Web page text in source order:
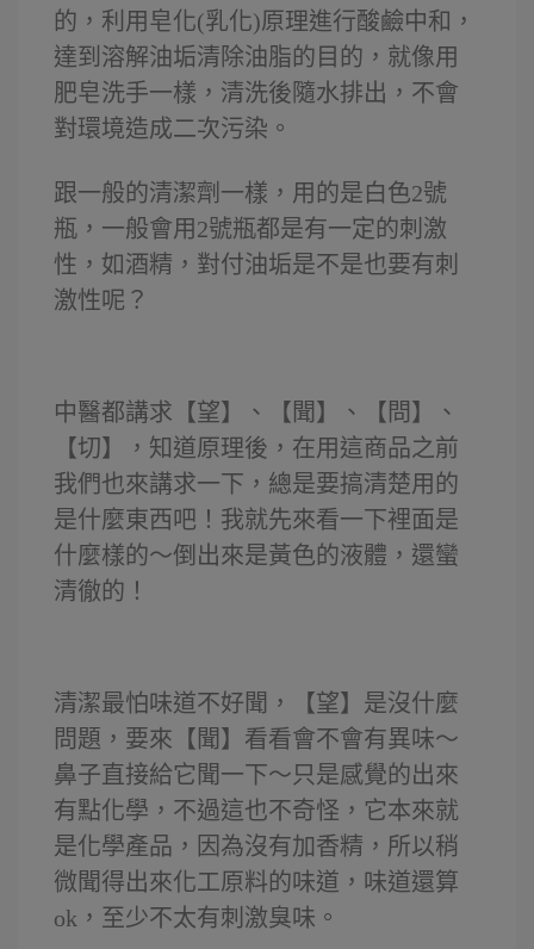
的，利用皂化(乳化)原理進行酸鹼中和，
達到溶解油垢清除油脂的目的，就像用
肥皂洗手一樣，清洗後隨水排出，不會
對環境造成二次污染。
跟一般的清潔劑一樣，用的是白色2號
瓶，一般會用2號瓶都是有一定的刺激
性，如酒精，對付油垢是不是也要有刺
激性呢？
中醫都講求【望】、【聞】、【問】、
【切】，知道原理後，在用這商品之前
我們也來講求一下，總是要搞清楚用的
是什麼東西吧！我就先來看一下裡面是
什麼樣的～倒出來是黃色的液體，還蠻
清徹的！
清潔最怕味道不好聞，【望】是沒什麼
問題，要來【聞】看看會不會有異味～
鼻子直接給它聞一下～只是感覺的出來
有點化學，不過這也不奇怪，它本來就
是化學產品，因為沒有加香精，所以稍
微聞得出來化工原料的味道，味道還算
ok，至少不太有刺激臭味。